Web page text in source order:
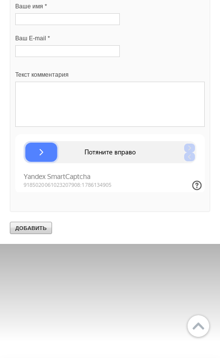
Ваше имя *
Ваш E-mail *
Текст комментария